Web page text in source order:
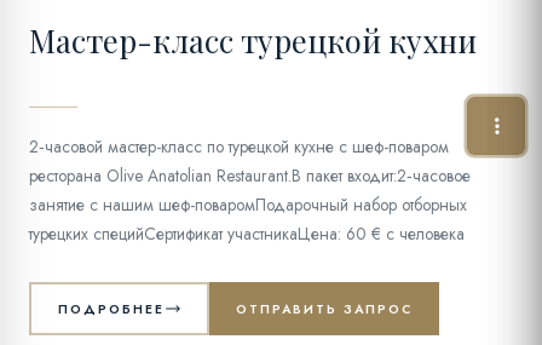
Мастер-класс турецкой кухни
2‑часовой мастер-класс по турецкой кухне с шеф-поваром
ресторана Olive Anatolian Restaurant.В пакет входит:2‑часовое
занятие с нашим шеф-поваромПодарочный набор отборных
турецких специйСертификат участникаЦена: 60 € с человека
ПОДРОБНЕЕ ОТПРАВИТЬ ЗАПРОС